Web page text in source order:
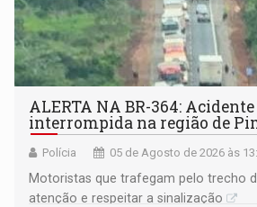
ALERTA NA BR-364:
interrompida na região de
Polícia 05 de Agosto de 2026 às
​Motoristas que trafegam pelo trecho
atenção e respeitar a sinalização